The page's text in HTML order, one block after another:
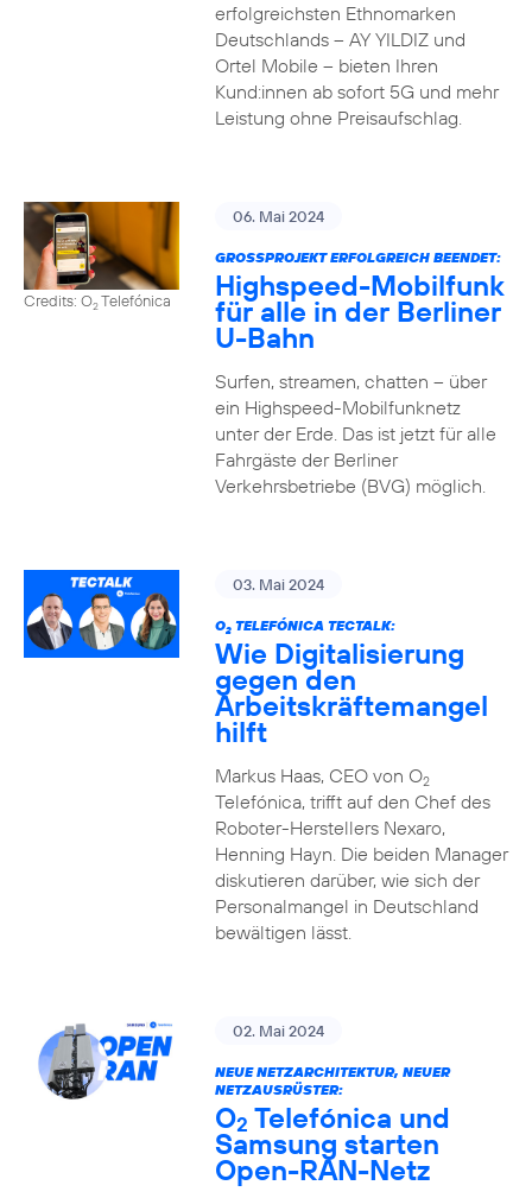
erfolgreichsten Ethnomarken
Deutschlands – AY YILDIZ und
Ortel Mobile – bieten Ihren
Kund:innen ab sofort 5G und mehr
Leistung ohne Preisaufschlag.
Credits: O2Telefónica
06. Mai 2024
GROSSPROJEKT ERFOLGREICH BEENDET:
Highspeed-Mobilfunk
für alle in der Berliner
U-Bahn
Surfen, streamen, chatten – über
ein Highspeed-Mobilfunknetz
unter der Erde. Das ist jetzt für alle
Fahrgäste der Berliner
Verkehrsbetriebe (BVG) möglich.
03. Mai 2024
O2TELEFÓNICA TECTALK:
Wie Digitalisierung
gegen den
Arbeitskräftemangel
hilft
Markus Haas, CEO von O2
Telefónica, trifft auf den Chef des
Roboter-Herstellers Nexaro,
Henning Hayn. Die beiden Manager
diskutieren darüber, wie sich der
Personalmangel in Deutschland
bewältigen lässt.
02. Mai 2024
NEUE NETZARCHITEKTUR, NEUER
NETZAUSRÜSTER:
O2 Telefónica und
Samsung starten
Open-RAN-Netz